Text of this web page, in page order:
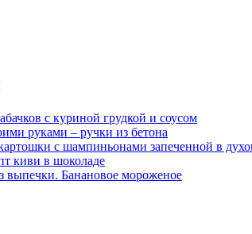
с куриной грудкой и соусом
руками – ручки из бетона
с шампиньонами запеченной в
киви в шоколаде
выпечки. Банановое мороженое